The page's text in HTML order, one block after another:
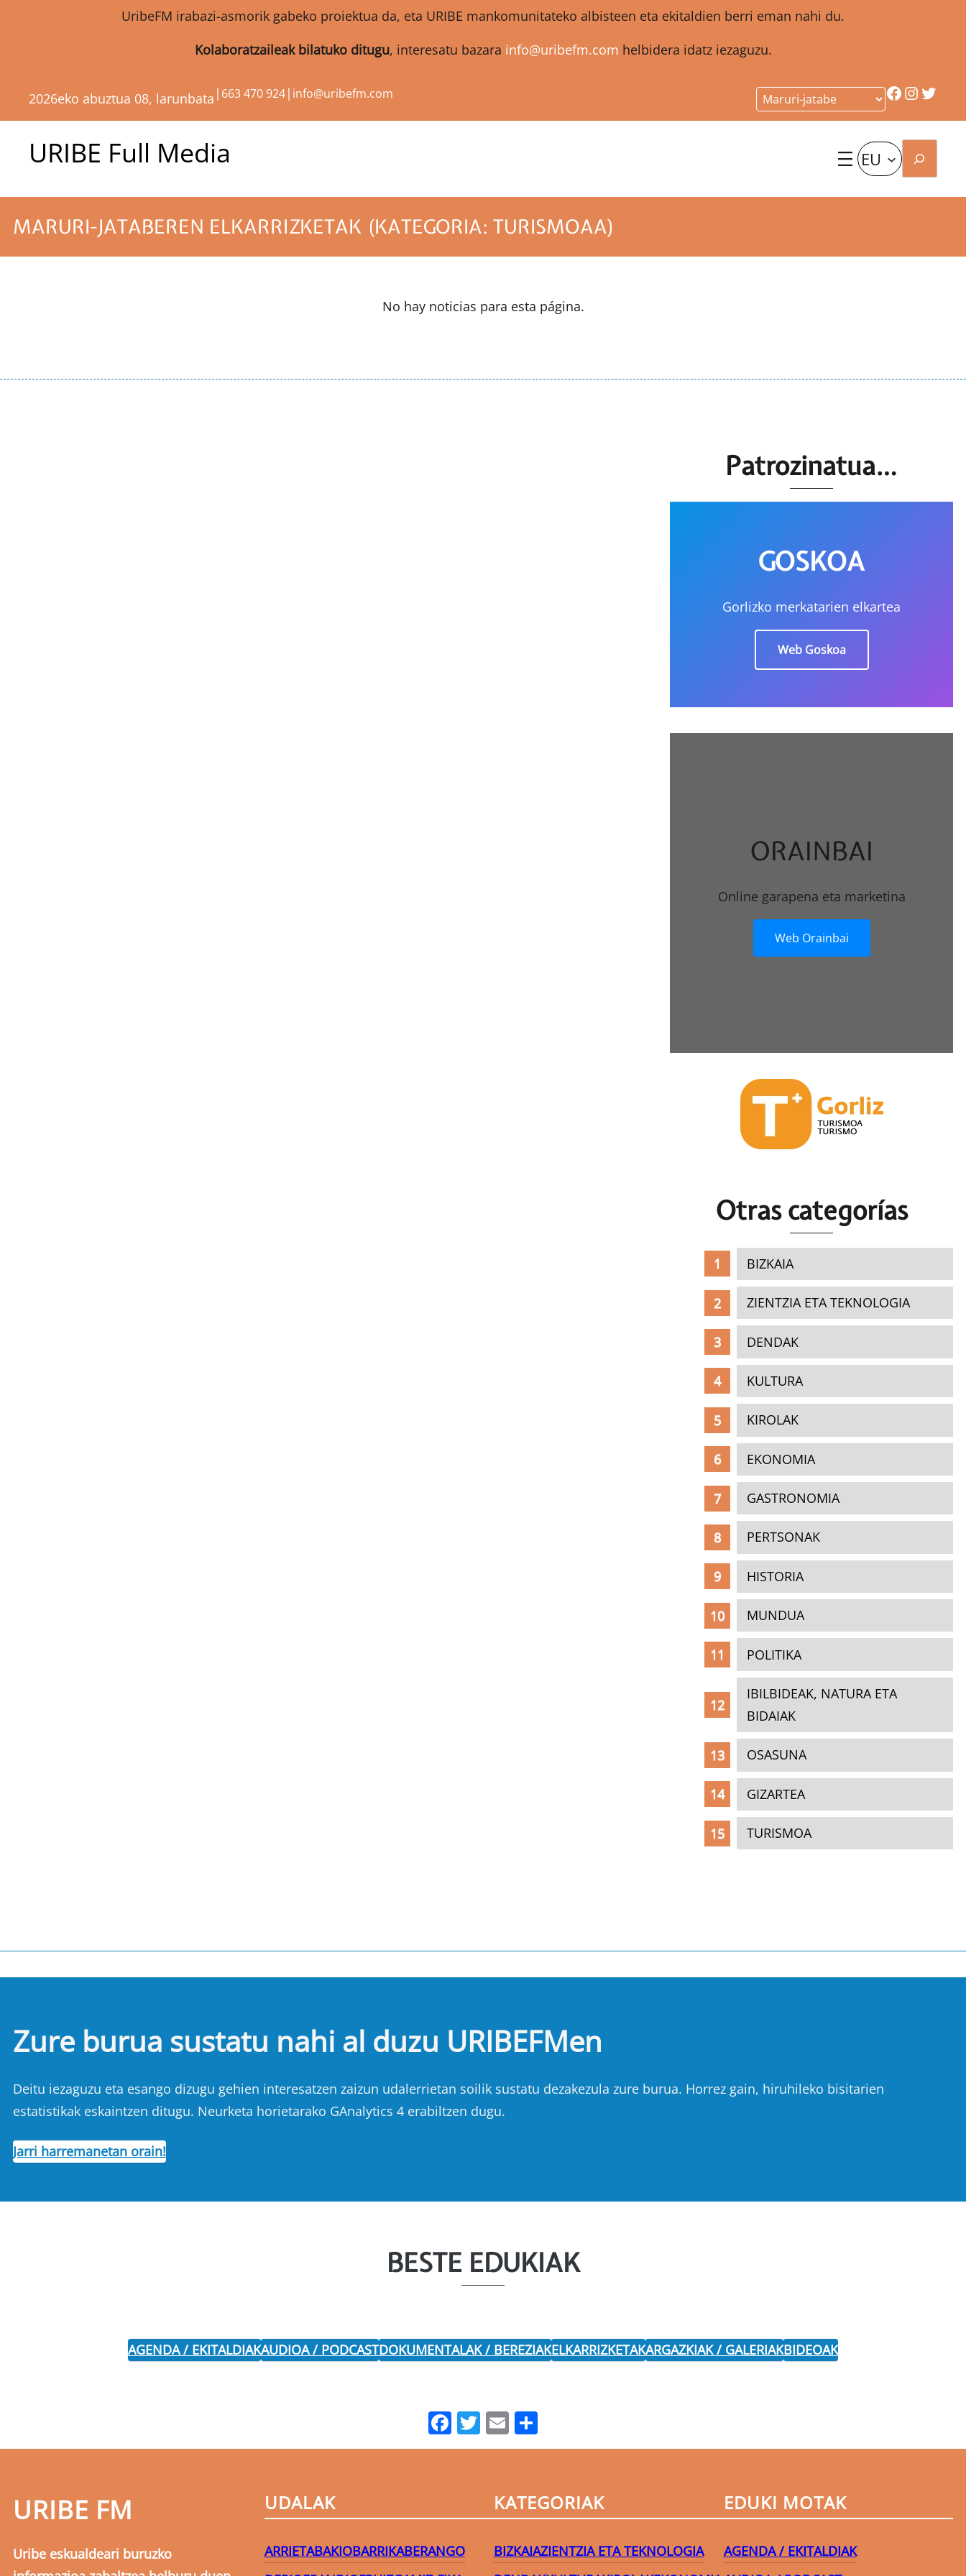
UribeFM irabazi-asmorik gabeko proiektua da, eta URIBE mankomunitateko albisteen eta ekitaldien berri eman nahi du.
Kolaboratzaileak bilatuko ditugu, interesatu bazara info@uribefm.com helbidera idatz iezaguzu.
2026eko abuztua 08, larunbata | 663 470 924| info@uribefm.com Facebook
URIBE Full Media EU Bilatu
MARURI-JATABEREN ELKARRIZKETAK (KATEGORIA: TURISMOAA)
No hay noticias para esta página.
Patrozinatua…
GOSKOA
Gorlizko merkatarien elkartea
Web Goskoa
ORAINBAI
Online garapena eta marketina
Web Orainbai
Otras categorías
BIZKAIA
ZIENTZIA ETA TEKNOLOGIA
DENDAK
KULTURA
KIROLAK
EKONOMIA
GASTRONOMIA
PERTSONAK
HISTORIA
MUNDUA
POLITIKA
IBILBIDEAK, NATURA ETA
BIDAIAK
OSASUNA
GIZARTEA
TURISMOA
Zure burua sustatu nahi al duzu URIBEFMen
Deitu iezaguzu eta esango dizugu gehien interesatzen zaizun udalerrietan soilik sustatu dezakezula zure burua. Horrez gain, hiruhileko bisitarien
estatistikak eskaintzen ditugu. Neurketa horietarako GAnalytics 4 erabiltzen dugu.
Jarri harremanetan orain!
BESTE EDUKIAK
AGENDA / EKITALDIAKAUDIOA / PODCASTDOKUMENTALAK / BEREZIAKELKARRIZKETAKARGAZKIAK / GALERIAKBIDEOAK
Facebook
Twitter
Email
URIBE FM
Uribe eskualdeari buruzko
UDALAK
ARRIETABAKIOBARRIKABERANGO
KATEGORIAK
BIZKAIAZIENTZIA ETA TEKNOLOGIA
EDUKI MOTAK
AGENDA / EKITALDIAK